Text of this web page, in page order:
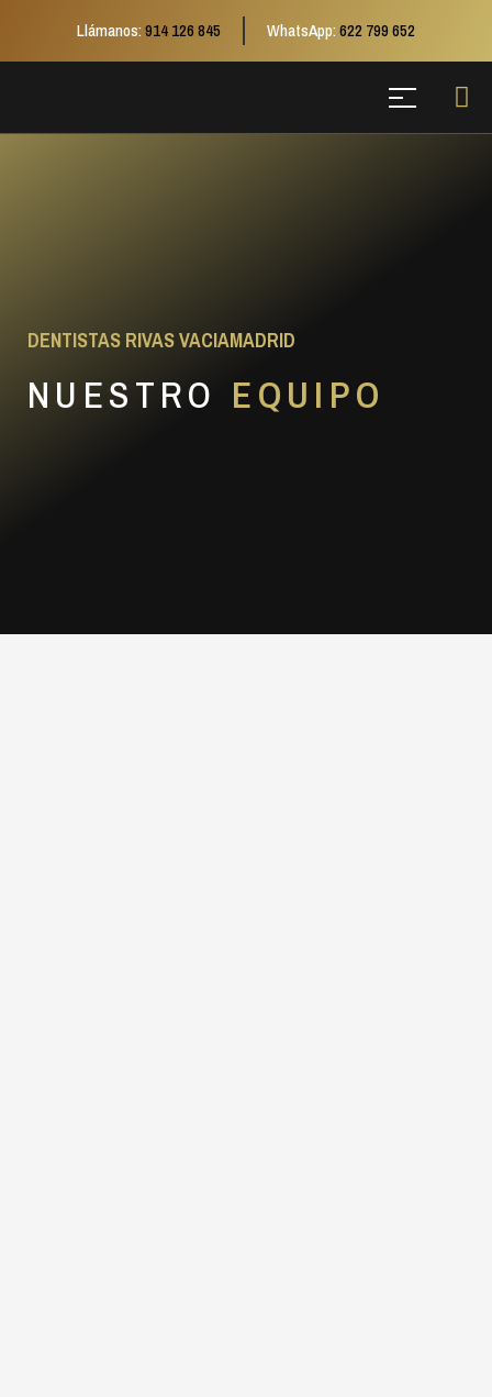
Llámanos:914 126 845 WhatsApp:622 799 652
DENTISTAS RIVAS VACIAMADRID
NUESTRO EQUIPO